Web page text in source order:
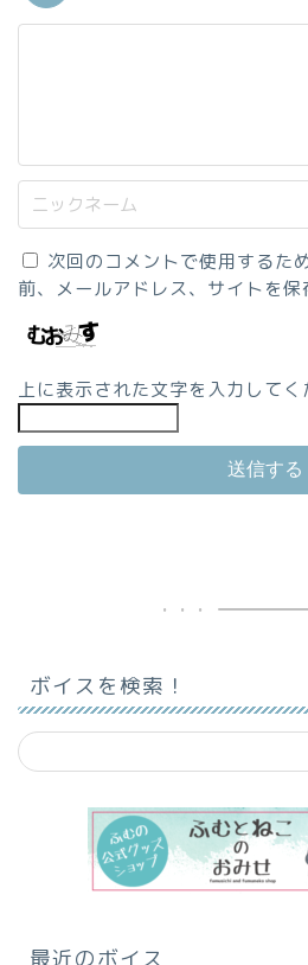
次回のコメントで使用するた
前、メールアドレス、サイトを保
上に表示された文字を入力してく
ボイスを検索！
最近のボイス